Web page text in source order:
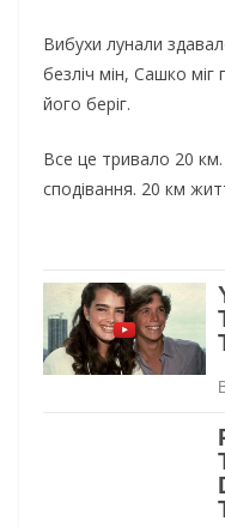
Вибухи лунали
безліч мін, Сашко міг
його беріг.
Все це тривало 20 км.
сподівання. 20 км